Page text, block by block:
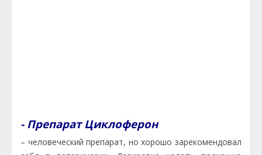
- Препарат Циклоферон
– человеческий препарат, но хорошо зарекомендовал